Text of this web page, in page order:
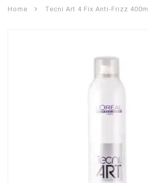
Home Tecni Art 4 Fix Anti-Frizz 400ml